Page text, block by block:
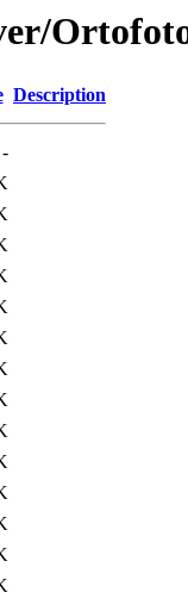
Description
-